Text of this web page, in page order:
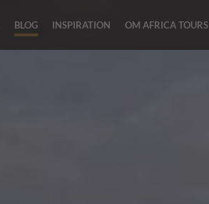
BLOG INSPIRATION OM AFRICA TOURS